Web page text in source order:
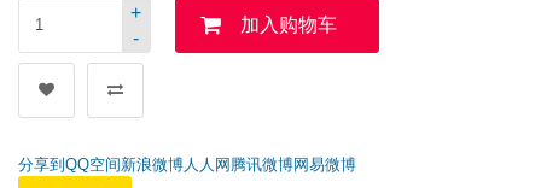
-
+
加入购物车
分享到 QQ空间新浪微博 人人网 腾讯微博网易微博